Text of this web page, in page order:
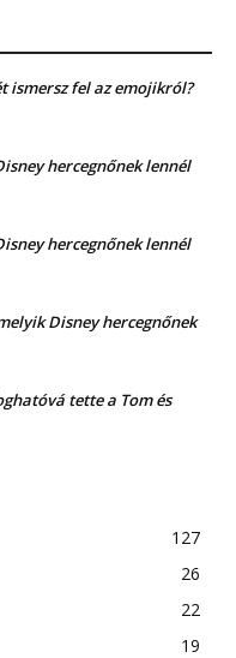
ismersz fel az emojikról?
hercegnőnek lennél
hercegnőnek lennél
Disney hercegnőnek
tette a Tom és
127
26
22
19